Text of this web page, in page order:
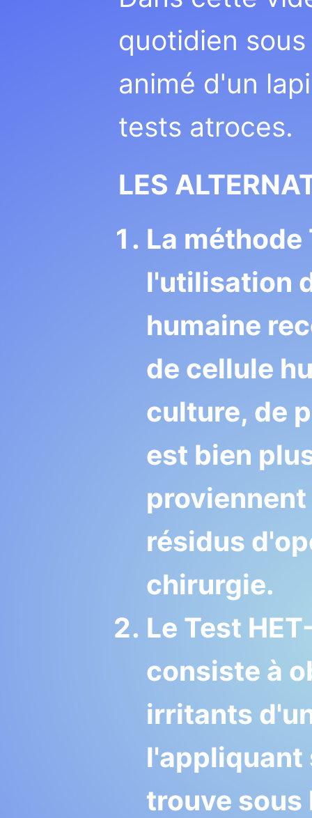
quotidien
animé d'un
tests atroces.
LES
La méthode
l'utilisation
humaine
de cellule
culture, de
est bien
résidus
chirurgie.
Le Test
consiste à
irritants
l'appliquant
trouve sous